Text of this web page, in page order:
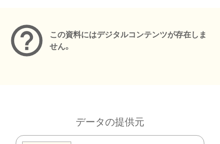
この資料にはデジタルコンテンツが存在しま
せん。
データの提供元